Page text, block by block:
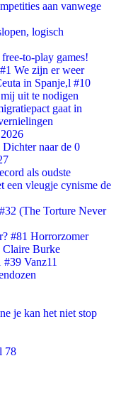
aan vanwege
logisch
to-play games!
We zijn er weer
in Spanje,l #10
uit te nodigen
gaat in
naar de 0
als oudste
een vleugje cynisme de
(The Torture Never
#81 Horrorzomer
Claire Burke
Vanz11
je kan het niet stop
78